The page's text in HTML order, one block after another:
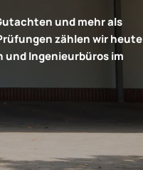
und mehr als
zählen wir heute
Ingenieurbüros im